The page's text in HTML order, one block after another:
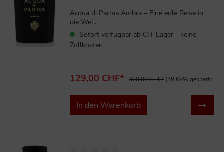
Acqua di Parma Ambra – Eine edle Reise in
die Wel...
Sofort verfügbar ab CH-Lager - keine
Zollkosten
129,00 CHF* 320,00 CHF* (59.69% gespart)
In den Warenkorb